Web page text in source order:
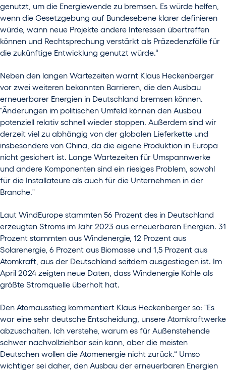
genutzt, um die Energiewende zu bremsen. Es würde helfen,
wenn die Gesetzgebung auf Bundesebene klarer definieren
würde, wann neue Projekte andere Interessen übertreffen
können und Rechtsprechung verstärkt als Präzedenzfälle für
die zukünftige Entwicklung genutzt würde.“
Neben den langen Wartezeiten warnt Klaus Heckenberger
vor zwei weiteren bekannten Barrieren, die den Ausbau
erneuerbarer Energien in Deutschland bremsen können.
"Änderungen im politischen Umfeld können den Ausbau
potenziell relativ schnell wieder stoppen. Außerdem sind wir
derzeit viel zu abhängig von der globalen Lieferkette und
insbesondere von China, da die eigene Produktion in Europa
nicht gesichert ist. Lange Wartezeiten für Umspannwerke
und andere Komponenten sind ein riesiges Problem, sowohl
für die Installateure als auch für die Unternehmen in der
Branche."
Laut WindEurope stammten 56 Prozent des in Deutschland
erzeugten Stroms im Jahr 2023 aus erneuerbaren Energien. 31
Prozent stammten aus Windenergie, 12 Prozent aus
Solarenergie, 6 Prozent aus Biomasse und 1,5 Prozent aus
Atomkraft, aus der Deutschland seitdem ausgestiegen ist. Im
April 2024 zeigten neue Daten, dass Windenergie Kohle als
größte Stromquelle überholt hat.
Den Atomausstieg kommentiert Klaus Heckenberger so: "Es
war eine sehr deutsche Entscheidung, unsere Atomkraftwerke
abzuschalten. Ich verstehe, warum es für Außenstehende
schwer nachvollziehbar sein kann, aber die meisten
Deutschen wollen die Atomenergie nicht zurück.“ Umso
wichtiger sei daher, den Ausbau der erneuerbaren Energien